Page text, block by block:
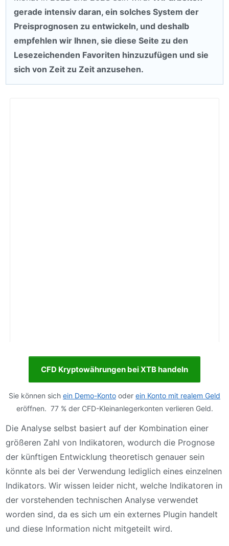
gerade intensiv daran, ein solches System der
Preisprognosen zu entwickeln, und deshalb
empfehlen wir Ihnen, sie diese Seite zu den
Lesezeichenden Favoriten hinzuzufügen und sie
sich von Zeit zu Zeit anzusehen.
CFD Kryptowährungen bei XTB handeln
Sie können sich ein Demo-Konto oder ein Konto mit realem Geld
eröffnen. 77 % der CFD-Kleinanlegerkonten verlieren Geld.
Die Analyse selbst basiert auf der Kombination einer
größeren Zahl von Indikatoren, wodurch die Prognose
der künftigen Entwicklung theoretisch genauer sein
könnte als bei der Verwendung lediglich eines einzelnen
Indikators. Wir wissen leider nicht, welche Indikatoren in
der vorstehenden technischen Analyse verwendet
worden sind, da es sich um ein externes Plugin handelt
und diese Information nicht mitgeteilt wird.